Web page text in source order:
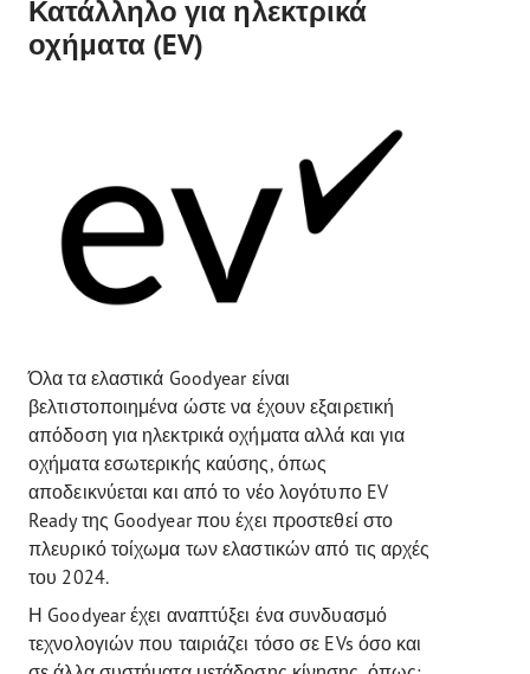
Κατάλληλο για ηλεκτρικά
οχήματα (EV)
Όλα τα ελαστικά Goodyear είναι
βελτιστοποιημένα ώστε να έχουν εξαιρετική
απόδοση για ηλεκτρικά οχήματα αλλά και για
οχήματα εσωτερικής καύσης, όπως
αποδεικνύεται και από το νέο λογότυπο EV
Ready της Goodyear που έχει προστεθεί στο
πλευρικό τοίχωμα των ελαστικών από τις αρχές
του 2024.
Η Goodyear έχει αναπτύξει ένα συνδυασμό
τεχνολογιών που ταιριάζει τόσο σε EVs όσο και